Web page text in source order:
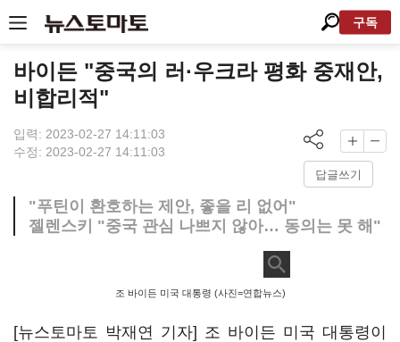
구독
바이든 "중국의 러·우크라 평화 중재안,
비합리적"
입력: 2023-02-27 14:11:03
수정: 2023-02-27 14:11:03
답글쓰기
"푸틴이 환호하는 제안, 좋을 리 없어"
젤렌스키 "중국 관심 나쁘지 않아… 동의는 못 해"
조 바이든 미국 대통령 (사진=연합뉴스)
[뉴스토마토 박재연 기자] 조 바이든 미국 대통령이